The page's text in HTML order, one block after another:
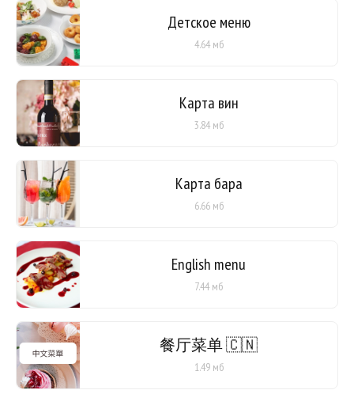
Детское меню
4.64 мб
Карта вин
3.84 мб
Карта бара
6.66 мб
English menu
7.44 мб
餐厅菜单 🇨🇳
1.49 мб